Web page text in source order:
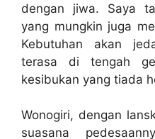
dengan jiwa. Saya
yang mungkin juga
Kebutuhan akan
terasa di tengah
kesibukan yang tiada
Wonogiri, dengan
suasana